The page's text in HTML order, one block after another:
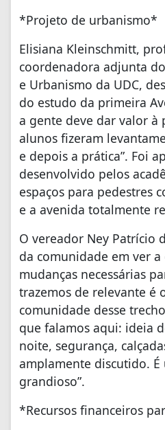
*Projeto de urbanismo*
Elisiana Kleinschmitt,
coordenadora adjunta
e Urbanismo da UDC,
do estudo da primeira
a gente deve dar valor à
alunos fizeram
e depois a prática”. Foi
desenvolvido pelos
espaços para pedestres
e a avenida totalmente
O vereador Ney Patrício
da comunidade em ver a
mudanças necessárias
trazemos de relevante é
comunidade desse
que falamos aqui: ideia
noite, segurança,
amplamente discutido.
grandioso”.
*Recursos financeiros